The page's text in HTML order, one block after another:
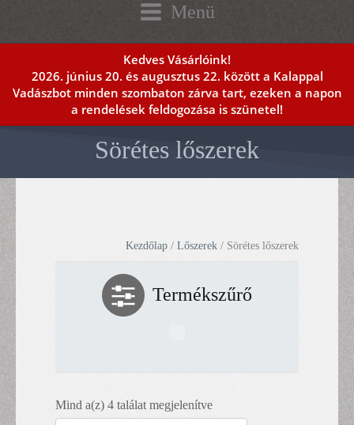
Menü
Kedves Vásárlóink!
2026. június 20. és augusztus 22. között a Kalappal
Vadászbot minden szombaton zárva tart, ezeken a napon
a rendelések feldogozása is szünetel!
Sörétes lőszerek
Kezdőlap / Lőszerek / Sörétes lőszerek
Termékszűrő
Mind a(z) 4 találat megjelenítve